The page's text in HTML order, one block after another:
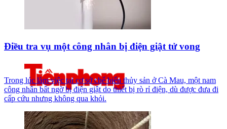
Điều tra vụ một công nhân bị điện giật tử vong
Trong lúc làm việc tại cơ sở chế biến thủy sản ở Cà Mau, một nam
công nhân bất ngờ bị điện giật do thiết bị rò rỉ điện, dù được đưa đi
cấp cứu nhưng không qua khỏi.